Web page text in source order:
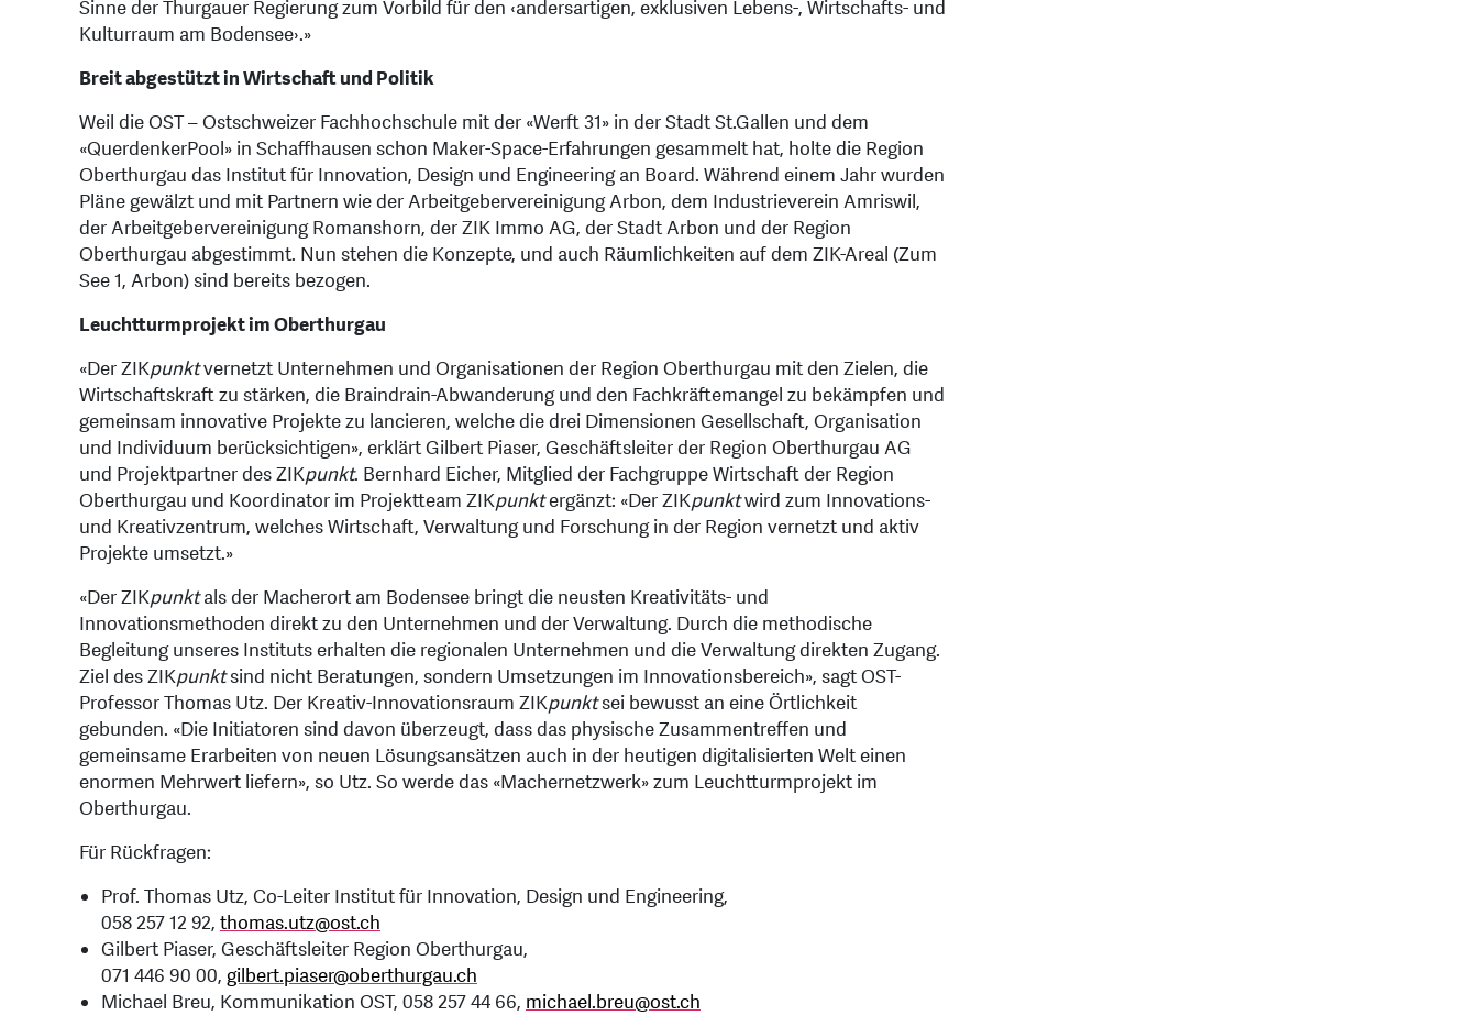
Sinne der Thurgauer Regierung zum Vorbild für den ‹andersartigen, exklusiven Lebens-, Wirtschafts- und
Kulturraum am Bodensee›.»
Breit abgestützt in Wirtschaft und Politik
Weil die OST – Ostschweizer Fachhochschule mit der «Werft 31» in der Stadt St.Gallen und dem
«QuerdenkerPool» in Schaffhausen schon Maker-Space-Erfahrungen gesammelt hat, holte die Region
Oberthurgau das Institut für Innovation, Design und Engineering an Board. Während einem Jahr wurden
Pläne gewälzt und mit Partnern wie der Arbeitgebervereinigung Arbon, dem Industrieverein Amriswil,
der Arbeitgebervereinigung Romanshorn, der ZIK Immo AG, der Stadt Arbon und der Region
Oberthurgau abgestimmt. Nun stehen die Konzepte, und auch Räumlichkeiten auf dem ZIK-Areal (Zum
See 1, Arbon) sind bereits bezogen.
Leuchtturmprojekt im Oberthurgau
«Der ZIKpunktvernetzt Unternehmen und Organisationen der Region Oberthurgau mit den Zielen, die
Wirtschaftskraft zu stärken, die Braindrain-Abwanderung und den Fachkräftemangel zu bekämpfen und
gemeinsam innovative Projekte zu lancieren, welche die drei Dimensionen Gesellschaft, Organisation
und Individuum berücksichtigen», erklärt Gilbert Piaser, Geschäftsleiter der Region Oberthurgau AG
und Projektpartner des ZIKpunkt. Bernhard Eicher, Mitglied der Fachgruppe Wirtschaft der Region
Oberthurgau und Koordinator im Projektteam ZIKpunktergänzt: «Der ZIKpunktwird zum Innovations-
und Kreativzentrum, welches Wirtschaft, Verwaltung und Forschung in der Region vernetzt und aktiv
Projekte umsetzt.»
«Der ZIKpunktals der Macherort am Bodensee bringt die neusten Kreativitäts- und
Innovationsmethoden direkt zu den Unternehmen und der Verwaltung. Durch die methodische
Begleitung unseres Instituts erhalten die regionalen Unternehmen und die Verwaltung direkten Zugang.
Ziel des ZIKpunktsind nicht Beratungen, sondern Umsetzungen im Innovationsbereich», sagt OST-
Professor Thomas Utz. Der Kreativ-Innovationsraum ZIKpunktsei bewusst an eine Örtlichkeit
gebunden. «Die Initiatoren sind davon überzeugt, dass das physische Zusammentreffen und
gemeinsame Erarbeiten von neuen Lösungsansätzen auch in der heutigen digitalisierten Welt einen
enormen Mehrwert liefern», so Utz. So werde das «Machernetzwerk» zum Leuchtturmprojekt im
Oberthurgau.
Für Rückfragen:
Prof. Thomas Utz, Co-Leiter Institut für Innovation, Design und Engineering,
058 257 12 92, thomas.utz@ost.ch
Gilbert Piaser, Geschäftsleiter Region Oberthurgau,
071 446 90 00, gilbert.piaser@oberthurgau.ch
Michael Breu, Kommunikation OST, 058 257 44 66, michael.breu@ost.ch